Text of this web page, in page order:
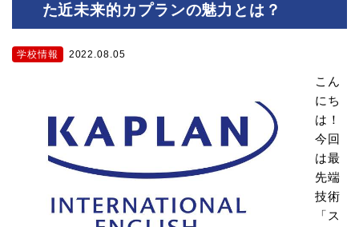
た近未来的カプランの魅力とは？
学校情報 2022.08.05
こん
にち
は！
今回
は最
先端
技術
「ス